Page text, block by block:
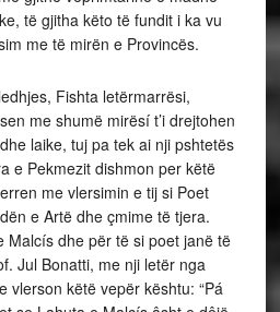
të gjitha këto të fundit i ka vu
me të mirën e Provincës.
Fishta letërmarrësi,
me shumë mirësí t’i drejtohen
laike, tuj pa tek ai nji pshtetës
e Pekmezit dishmon per këtë
me vlersimin e tij si Poet
e Artë dhe çmime të tjera.
Malcís dhe për të si poet janë të
Jul Bonatti, me nji letër nga
vlerson këtë vepër kështu: “Pá